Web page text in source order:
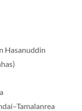
Hasanuddin